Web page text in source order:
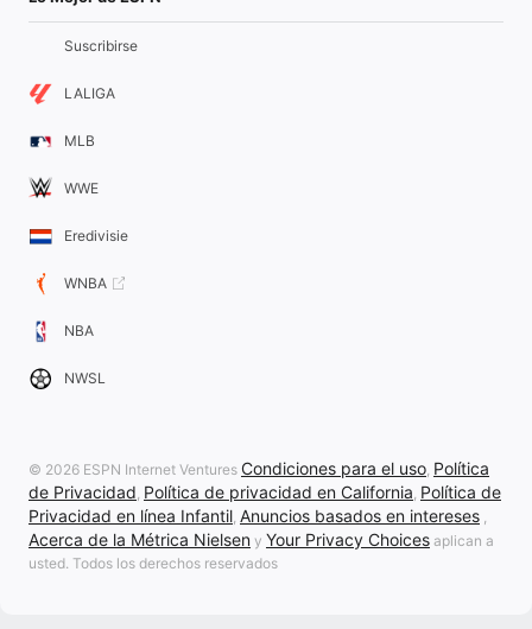
Suscribirse
LALIGA
MLB
WWE
Eredivisie
WNBA
NBA
NWSL
© 2026 ESPN Internet Ventures Condiciones para el uso, Política
de Privacidad, Política de privacidad en California, Política de
Privacidad en línea Infantil, Anuncios basados en intereses ,
Acerca de la Métrica Nielsen y Your Privacy Choices aplican a
usted. Todos los derechos reservados